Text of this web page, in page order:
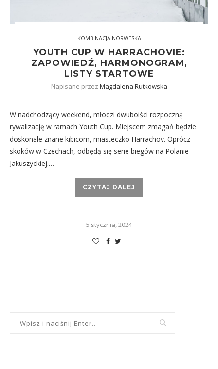
KOMBINACJA NORWESKA
YOUTH CUP W HARRACHOVIE:
ZAPOWIEDŹ, HARMONOGRAM,
LISTY STARTOWE
Napisane przez Magdalena Rutkowska
W nadchodzący weekend, młodzi dwuboiści rozpoczną
rywalizację w ramach Youth Cup. Miejscem zmagań będzie
doskonale znane kibicom, miasteczko Harrachov. Oprócz
skoków w Czechach, odbędą się serie biegów na Polanie
Jakuszyckiej.…
CZYTAJ DALEJ
5 stycznia, 2024